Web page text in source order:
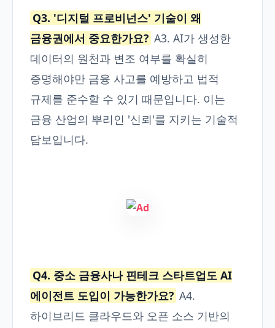
Q3. '디지털 프로비넌스' 기술이 왜
금융권에서 중요한가요? A3. AI가 생성한
데이터의 원천과 변조 여부를 확실히
증명해야만 금융 사고를 예방하고 법적
규제를 준수할 수 있기 때문입니다. 이는
금융 산업의 뿌리인 '신뢰'를 지키는 기술적
담보입니다.
Q4. 중소 금융사나 핀테크 스타트업도 AI
에이전트 도입이 가능한가요? A4.
하이브리드 클라우드와 오픈 소스 기반의